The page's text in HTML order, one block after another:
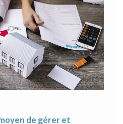
de gérer et